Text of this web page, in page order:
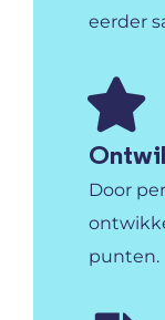
eerder
Door
punten.